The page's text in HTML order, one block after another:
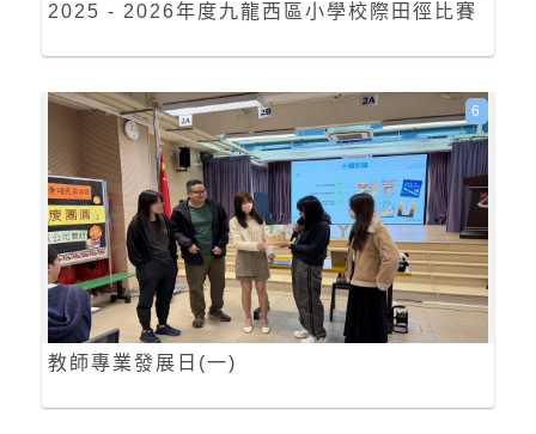
2025 - 2026年度九龍西區小學校際田徑比賽
教師專業發展日(一)
6